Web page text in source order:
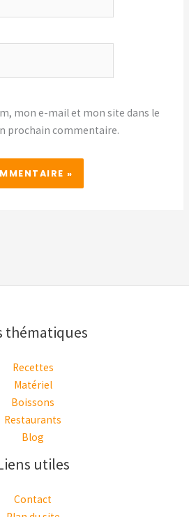
mon e-mail et mon site dans le
prochain commentaire.
thématiques
Recettes
Matériel
Boissons
Restaurants
Blog
utiles
Contact